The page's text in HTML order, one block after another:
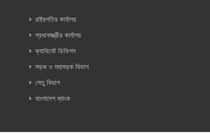
রাষ্ট্রপতির কার্যালয়
প্রধানমন্ত্রীর কার্যালয়
ক্যাবিনেট ডিভিশন
সড়ক ও মহাসড়ক বিভাগ
সেতু বিভাগ
বাংলাদেশ ব্যাংক